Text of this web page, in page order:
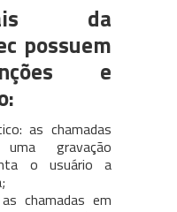
da
possuem
e
as chamadas
gravação
o usuário a
chamadas em